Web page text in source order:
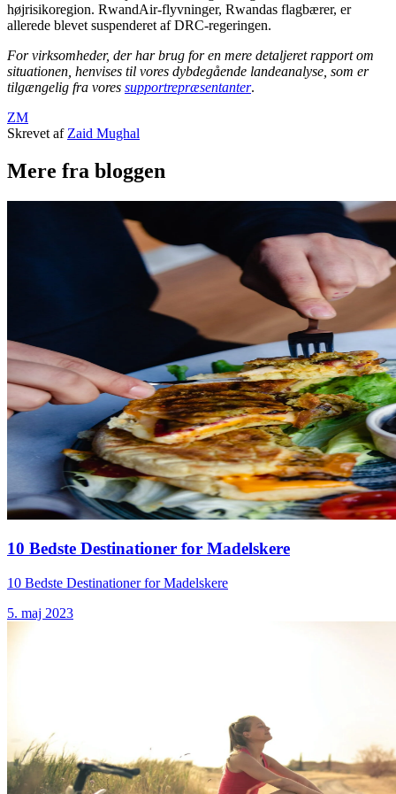
højrisikoregion. RwandAir-flyvninger, Rwandas flagbærer, er
allerede blevet suspenderet af DRC-regeringen.
For virksomheder, der har brug for en mere detaljeret rapport om
situationen, henvises til vores dybdegående landeanalyse, som er
tilgængelig fra vores supportrepræsentanter.
ZM
Skrevet af Zaid Mughal
Mere fra bloggen
10 Bedste Destinationer for Madelskere
10 Bedste Destinationer for Madelskere
5. maj 2023